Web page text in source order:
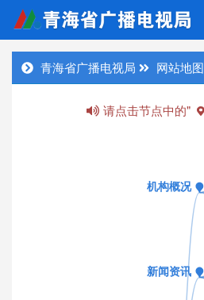
青海省广播电视局 网站地图
请点击节点中的"